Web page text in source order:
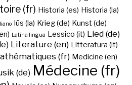
(fr) Historia (es) Historia (la)
Iūs (la) Krieg (de) Kunst (de)
Latīna lingua Lessico (it) Lied (de)
Literature (en) Litteratura (it)
(fr) Medicine (en)
(de) Médecine (fr)